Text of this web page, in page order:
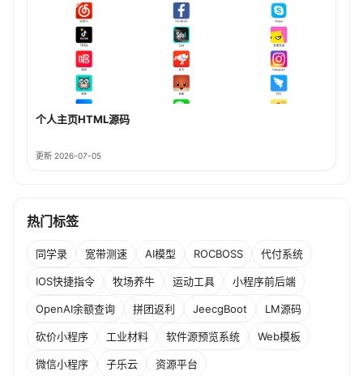
个人主页HTML源码
更新 2026-07-05
热门标签
同学录 宽带测速 AI模型 ROCBOSS 代付系统
IOS快捷指令 牧场养牛 运动工具 小程序前后端
OpenAI余额查询 拼团返利 JeecgBoot LM源码
砍价小程序 工业材料 软件源预览系统 Web模板
微信小程序 子乐云 资源平台